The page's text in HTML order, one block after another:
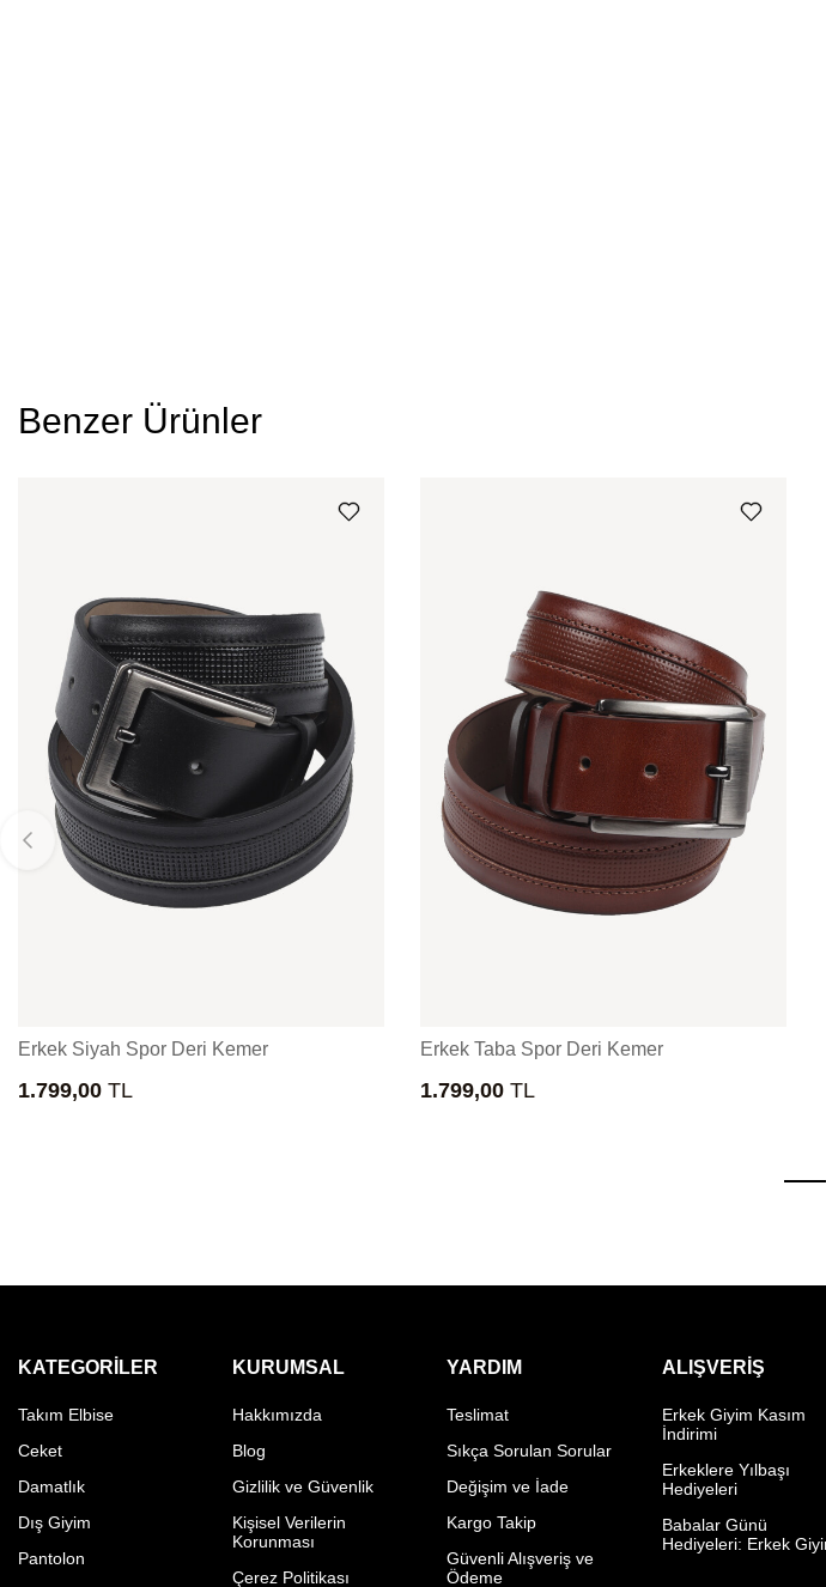
Benzer Ürünler
Erkek Siyah Spor Deri Kemer
1.799,00 TL
Erkek Taba Spor Deri Kemer
1.799,00 TL
KATEGORILER
Takım Elbise
Ceket
Damatlık
Dış Giyim
Pantolon
KURUMSAL
Hakkımızda
Blog
Gizlilik ve Güvenlik
Kişisel Verilerin
Korunması
Çerez Politikası
YARDIM
Teslimat
Sıkça Sorulan Sorular
Değişim ve İade
Kargo Takip
Güvenli Alışveriş ve
Ödeme
ALIŞVERIŞ
Erkek Giyim Kasım
İndirimi
Erkeklere Yılbaşı
Hediyeleri
Babalar Günü
Hediyeleri: Erkek